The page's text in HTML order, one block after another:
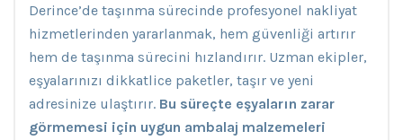
Derince’de taşınma sürecinde profesyonel nakliyat
hizmetlerinden yararlanmak, hem güvenliği artırır
hem de taşınma sürecini hızlandırır. Uzman ekipler,
eşyalarınızı dikkatlice paketler, taşır ve yeni
adresinize ulaştırır. Bu süreçte eşyaların zarar
görmemesi için uygun ambalaj malzemeleri